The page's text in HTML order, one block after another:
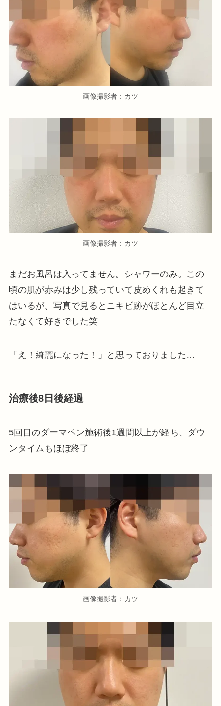
画像撮影者：カツ
画像撮影者：カツ
まだお風呂は入ってません。シャワーのみ。この
頃の肌が赤みは少し残っていて皮めくれも起きて
はいるが、写真で見るとニキビ跡がほとんど目立
たなくて好きでした笑
「え！綺麗になった！」と思っておりました…
治療後8日後経過
5回目のダーマペン施術後1週間以上が経ち、ダウ
ンタイムもほぼ終了
画像撮影者：カツ